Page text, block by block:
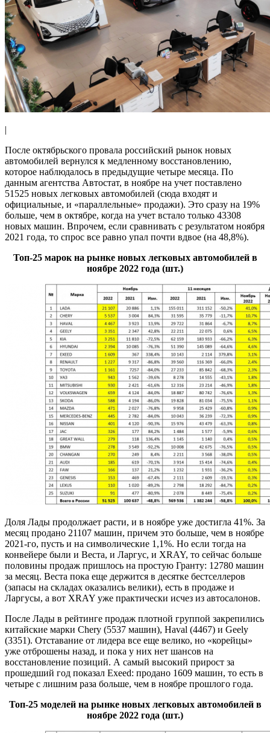
|
После октябрьского провала российский рынок новых
автомобилей вернулся к медленному восстановлению,
которое наблюдалось в предыдущие четыре месяца. По
данным агентства Автостат, в ноябре на учет поставлено
51525 новых легковых автомобилей (сюда входят и
официальные, и «параллельные» продажи). Это сразу на 19%
больше, чем в октябре, когда на учет встало только 43308
новых машин. Впрочем, если сравнивать с результатом ноября
2021 года, то спрос все равно упал почти вдвое (на 48,8%).
Топ-25 марок на рынке новых легковых автомобилей в
ноябре 2022 года (шт.)
Доля Лады продолжает расти, и в ноябре уже достигла 41%. За
месяц продано 21107 машин, причем это больше, чем в ноябре
2021-го, пусть и на символические 1,1%. Но если тогда на
конвейере были и Веста, и Ларгус, и XRAY, то сейчас больше
половины продаж пришлось на простую Гранту: 12780 машин
за месяц. Веста пока еще держится в десятке бестселлеров
(запасы на складах оказались велики), есть в продаже и
Ларгусы, а вот XRAY уже практически исчез из автосалонов.
После Лады в рейтинге продаж плотной группой закрепились
китайские марки Chery (5537 машин), Haval (4467) и Geely
(3351). Отставание от лидера все еще велико, но «корейцы»
уже отброшены назад, и пока у них нет шансов на
восстановление позиций. А самый высокий прирост за
прошедший год показал Exeed: продано 1609 машин, то есть в
четыре с лишним раза больше, чем в ноябре прошлого года.
Топ-25 моделей на рынке новых легковых автомобилей в
ноябре 2022 года (шт.)